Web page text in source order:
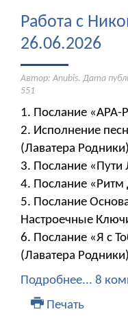
Работа с
26.06.2026
Автор: Anubis. Дата
551
1. Послание «АРА-
2. Исполнение
(Лаватера Родники)
3. Послание
4. Послание «Ритм
5. Послание
Настроечные
6. Послание «Я с
(Лаватера Родники)
Подробнее... 8
Печать